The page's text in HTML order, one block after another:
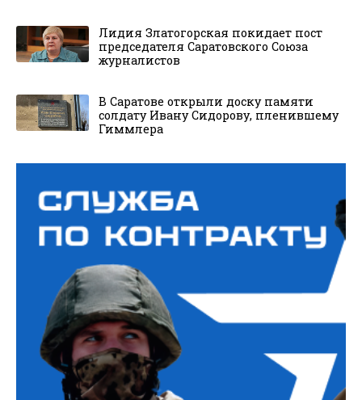
Лидия Златогорская покидает пост
председателя Саратовского Союза
журналистов
В Саратове открыли доску памяти
солдату Ивану Сидорову, пленившему
Гиммлера